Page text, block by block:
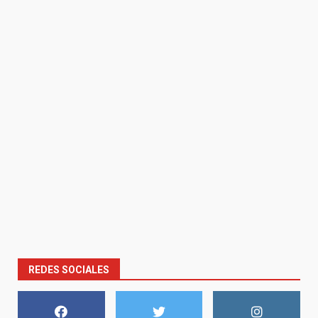
REDES SOCIALES